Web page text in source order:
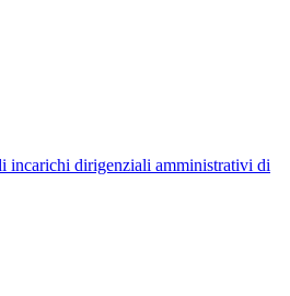
incarichi dirigenziali amministrativi di